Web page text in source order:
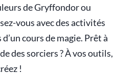
de Gryffondor ou
vous avec des activités
cours de magie. Prêt à
des sorciers ? À vos outils,
!